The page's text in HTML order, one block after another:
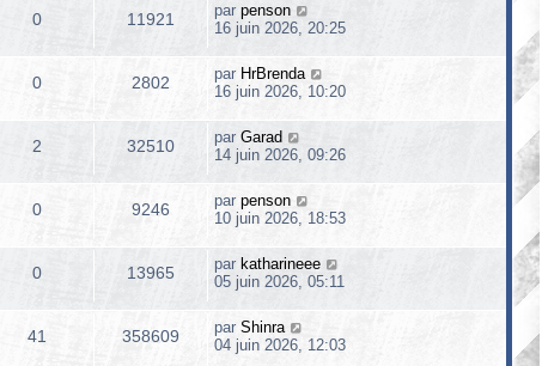
0 11921 par penson
16 juin 2026, 20:25
0 2802 par HrBrenda
16 juin 2026, 10:20
2 32510 par Garad
14 juin 2026, 09:26
0 9246 par penson
10 juin 2026, 18:53
0 13965 par katharineee
05 juin 2026, 05:11
41 358609 par Shinra
04 juin 2026, 12:03